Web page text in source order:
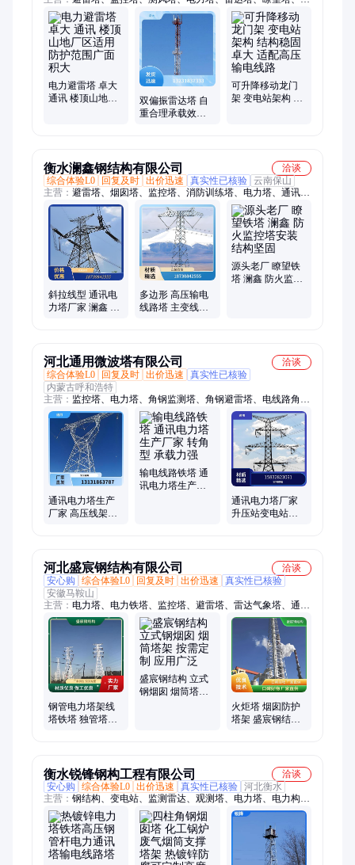
降灯塔、烟囱塔、变电站构架
电力避雷塔 卓大
通讯 楼顶山地厂
双偏振雷达塔 自
重合理承载效率
可升降移动龙门
架 变电站架构 结
衡水澜鑫钢结构有限公司
洽谈
综合体验L0
回复及时 出价迅速 真实性已核验 云南保山
主营： 避雷塔、烟囱塔、监控塔、消防训练塔、电力塔、通讯
塔、单管塔、雷达塔、瞭望塔
斜拉线型 通讯电
力塔厂家 澜鑫 适
多边形 高压输电
线路塔 主变线架
源头老厂 瞭望铁
塔 澜鑫 防火监控
河北通用微波塔有限公司
洽谈
综合体验L0
回复及时 出价迅速
真实性已核验
内蒙古呼和浩特
主营： 监控塔、电力塔、角钢监测塔、角钢避雷塔、电线路角钢
塔、电力钢管杆、角钢塔、电力角钢塔、电力输线塔、输线电力
塔、110kv电力塔、避雷塔、电力构架、脱硫除尘塔、烟囱塔、
烟筒塔、变电站架构、湿电钢框架
通讯电力塔生产
厂家 高压线架铁
输电线路铁塔 通
讯电力塔生产厂
通讯电力塔厂家
升压站变电站构
河北盛宸钢结构有限公司
洽谈
安心购
综合体验L0 回复及时 出价迅速
真实性已核验
安徽马鞍山
主营： 电力塔、电力铁塔、监控塔、避雷塔、雷达气象塔、通信
单管塔、单管通讯塔、拉线测风塔、监测导航塔、训练塔、角钢
电力架塔、避雷针塔、风电观测气象塔、变电站电力架构、四柱
角钢监视塔、监测雷达塔、美化单管塔、雷达塔、测风塔、电力
构架、灯塔、瞭望塔、烟筒塔、烟囱塔、路灯杆
钢管电力塔架线
塔铁塔 独管塔电
盛宸钢结构 立式
钢烟囱 烟筒塔架
火炬塔 烟囱防护
塔架 盛宸钢结构
衡水锐锋钢构工程有限公司
洽谈
安心购
综合体验L0 出价迅速 真实性已核验 河北衡水
主营： 钢结构、变电站、监测雷达、观测塔、电力塔、电力构
架、电力钢杆、铁塔结构架、角钢电力铁塔、热镀锌电力架构、
雷达气象检测塔、电力教学塔、风力高压电网